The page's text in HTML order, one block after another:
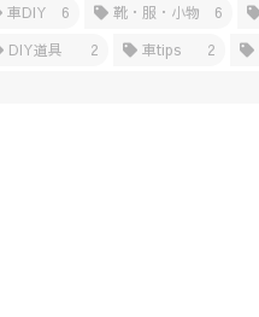
車DIY 6 靴・服・小物 6
DIY道具 2 車tips 2